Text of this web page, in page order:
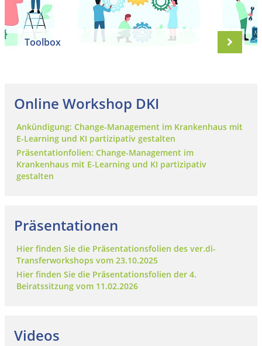
Toolbox
Online Workshop DKI
Ankündigung: Change-Management im Krankenhaus mit
E-Learning und KI partizipativ gestalten
Präsentationfolien: Change-Management im
Krankenhaus mit E-Learning und KI partizipativ
gestalten
Präsentationen
Hier finden Sie die Präsentationsfolien des ver.di-
Transferworkshops vom 23.10.2025
Hier finden Sie die Präsentationsfolien der 4.
Beiratssitzung vom 11.02.2026
Videos